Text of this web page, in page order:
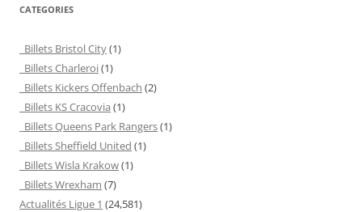
CATEGORIES
Billets Bristol City(1)
Billets Charleroi(1)
Billets Kickers Offenbach (2)
Billets KS Cracovia (1)
Billets Queens Park Rangers(1)
Billets Sheffield United (1)
Billets Wisla Krakow(1)
Billets Wrexham (7)
Actualités Ligue 1 (24,581)